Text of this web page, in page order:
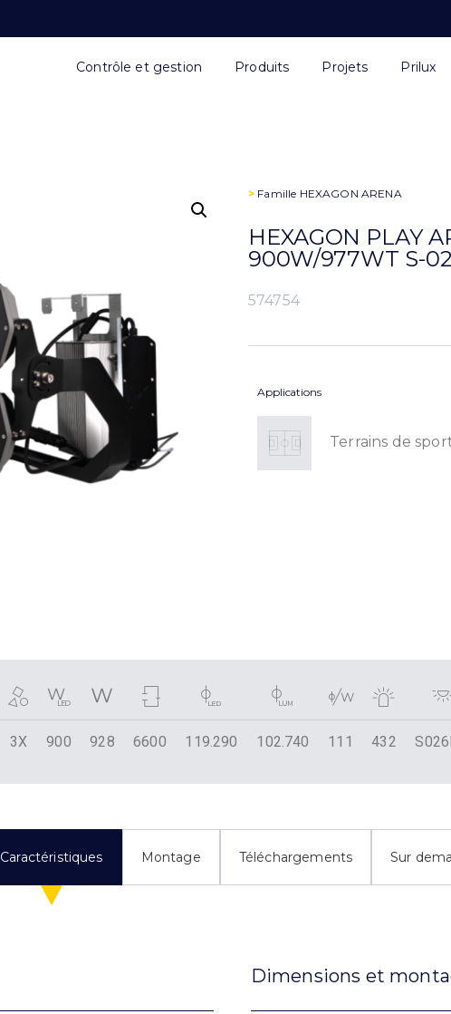
Contrôle et gestion Produits Projets Prilux
> Famille HEXAGON ARENA
HEXAGON PLAY
900W/977WT S-
574754
Applications
Terrains de
3X 900 928 6600 119.290 102.740 111 432
Caractéristiques Montage Téléchargements Sur
Dimensions et